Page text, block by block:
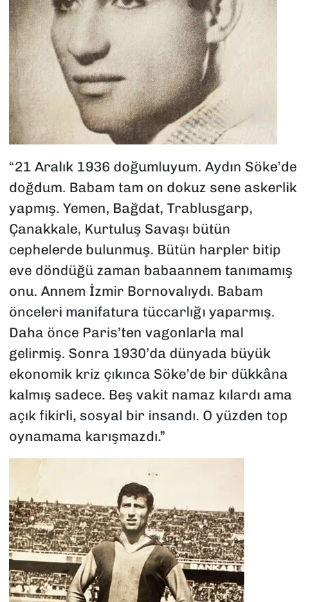
“21 Aralık 1936 doğumluyum. Aydın Söke’de
doğdum. Babam tam on dokuz sene askerlik
yapmış. Yemen, Bağdat, Trablusgarp,
Çanakkale, Kurtuluş Savaşı bütün
cephelerde bulunmuş. Bütün harpler bitip
eve döndüğü zaman babaannem tanımamış
onu. Annem İzmir Bornovalıydı. Babam
önceleri manifatura tüccarlığı yaparmış.
Daha önce Paris’ten vagonlarla mal
gelirmiş. Sonra 1930’da dünyada büyük
ekonomik kriz çıkınca Söke’de bir dükkâna
kalmış sadece. Beş vakit namaz kılardı ama
açık fikirli, sosyal bir insandı. O yüzden top
oynamama karışmazdı.”